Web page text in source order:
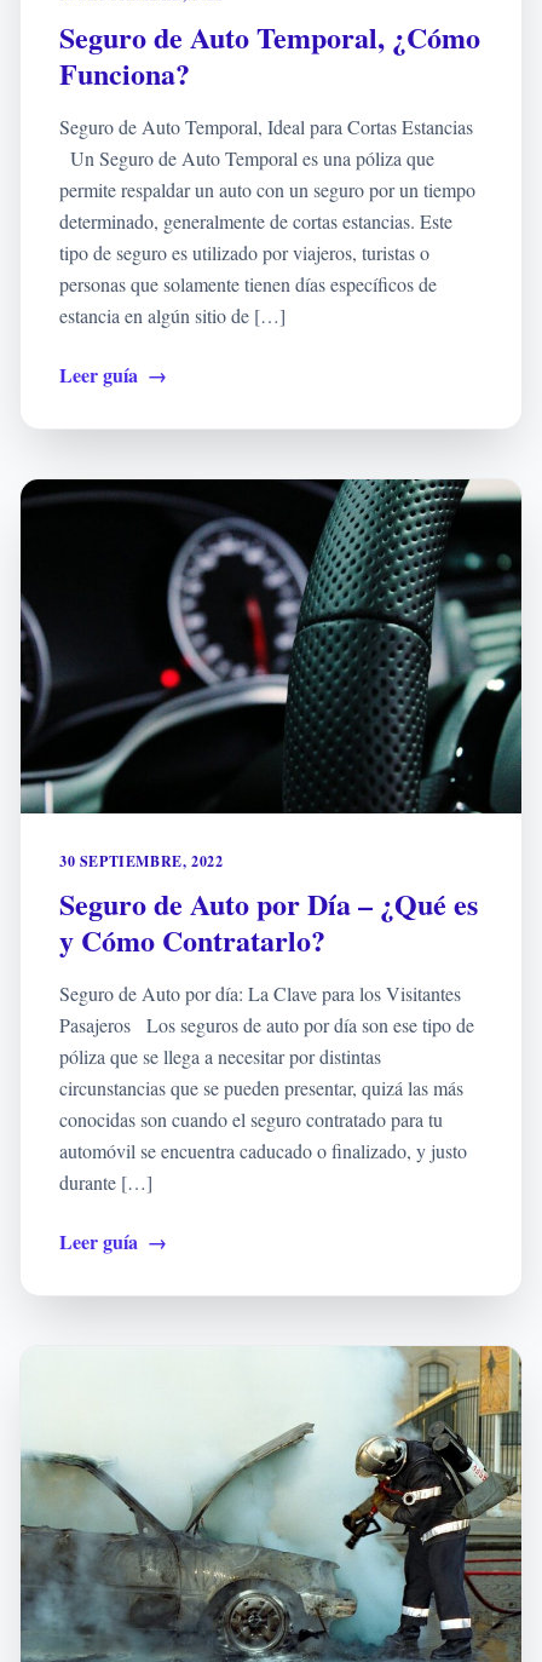
Seguro de Auto Temporal, ¿Cómo
Funciona?
Seguro de Auto Temporal, Ideal para Cortas Estancias
Un Seguro de Auto Temporal es una póliza que
permite respaldar un auto con un seguro por un tiempo
determinado, generalmente de cortas estancias. Este
tipo de seguro es utilizado por viajeros, turistas o
personas que solamente tienen días específicos de
estancia en algún sitio de […]
Leer guía →
30 SEPTIEMBRE, 2022
Seguro de Auto por Día – ¿Qué es
y Cómo Contratarlo?
Seguro de Auto por día: La Clave para los Visitantes
Pasajeros Los seguros de auto por día son ese tipo de
póliza que se llega a necesitar por distintas
circunstancias que se pueden presentar, quizá las más
conocidas son cuando el seguro contratado para tu
automóvil se encuentra caducado o finalizado, y justo
durante […]
Leer guía →